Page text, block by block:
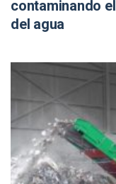
contaminando
del agua